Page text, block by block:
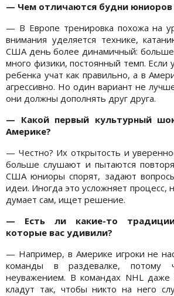
— Чем отличаются будни юниоров
— В Европе тренировка похожа на
внимания уделяется технике,
США день более динамичный: больше
много физики, постоянный темп. Если
ребенка учат как правильно, а в
агрессивно. Но один вариант не
они должны дополнять друг друга.
— Какой первый культурный
Америке?
— Честно? Их открытость и
больше слушают и пытаются
США юниоры спорят, задают
идеи. Иногда это усложняет процесс,
думает сам, ищет решение.
— Есть ли какие-то
которые вас удивили?
— Например, в Америке игроки не
команды в раздевалке, потому
неуважением. В командах NHL даже
кладут так, чтобы никто на него